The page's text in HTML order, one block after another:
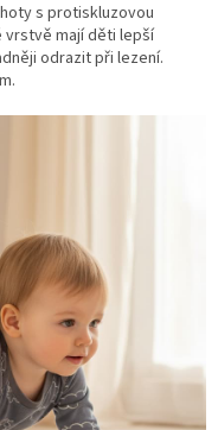
s protiskluzovou
vrstvě mají děti lepší
odrazit při lezení.